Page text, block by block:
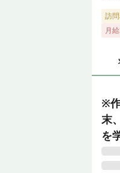
訪
月
※
末
を